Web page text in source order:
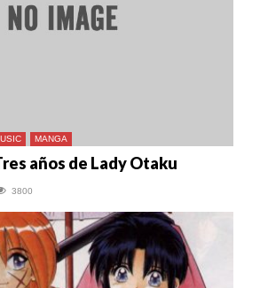
MANGA
años de Lady Otaku
3800